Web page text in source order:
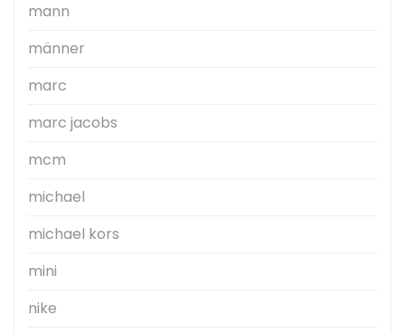
mann
männer
marc
marc jacobs
mcm
michael
michael kors
mini
nike